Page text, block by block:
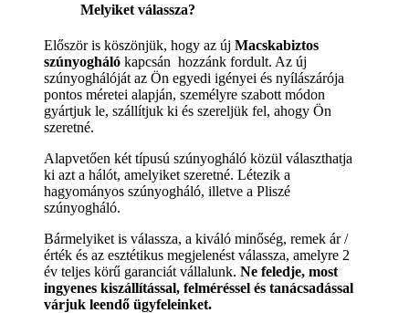
Melyiket válassza?
Először is köszönjük, hogy az új Macskabiztos
szúnyogháló kapcsán hozzánk fordult. Az új
szúnyoghálóját az Ön egyedi igényei és nyílászárója
pontos méretei alapján, személyre szabott módon
gyártjuk le, szállítjuk ki és szereljük fel, ahogy Ön
szeretné.
Alapvetően két típusú szúnyogháló közül választhatja
ki azt a hálót, amelyiket szeretné. Létezik a
hagyományos szúnyogháló, illetve a Pliszé
szúnyogháló.
Bármelyiket is válassza, a kiváló minőség, remek ár /
érték és az esztétikus megjelenést válassza, amelyre 2
év teljes körű garanciát vállalunk. Ne feledje, most
ingyenes kiszállítással, felméréssel és tanácsadással
várjuk leendő ügyfeleinket.